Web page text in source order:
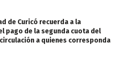
de Curicó recuerda a la
pago de la segunda cuota del
a quienes corresponda